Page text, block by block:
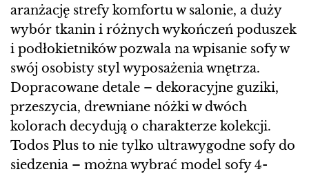
aranżację strefy komfortu w salonie, a duży
wybór tkanin i różnych wykończeń poduszek
i podłokietników pozwala na wpisanie sofy w
swój osobisty styl wyposażenia wnętrza.
Dopracowane detale – dekoracyjne guziki,
przeszycia, drewniane nóżki w dwóch
kolorach decydują o charakterze kolekcji.
Todos Plus to nie tylko ultrawygodne sofy do
siedzenia – można wybrać model sofy 4-